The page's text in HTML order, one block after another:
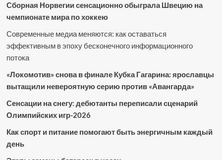
Сборная Норвегии сенсационно обыграла Швецию на
чемпионате мира по хоккею
Современные медиа меняются: как оставаться
эффективным в эпоху бесконечного информационного
потока
«Локомотив» снова в финале Кубка Гагарина: ярославцы
вытащили невероятную серию против «Авангарда»
Сенсации на снегу: дебютанты переписали сценарий
Олимпийских игр-2026
Как спорт и питание помогают быть энергичным каждый
день